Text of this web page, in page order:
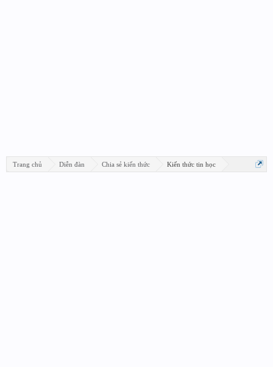
Trang chủ Diễn đàn Chia sẻ kiến thức Kiến thức tin học